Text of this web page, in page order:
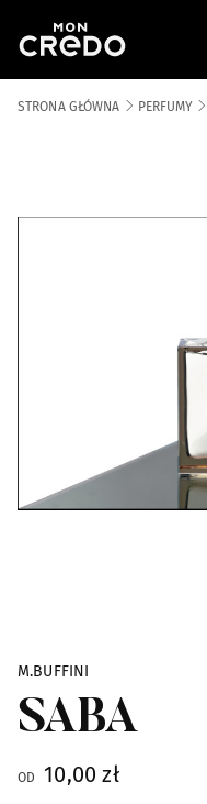
STRONA GŁÓWNA PERFUMY
M.BUFFINI
SABA
OD 10,00 zł